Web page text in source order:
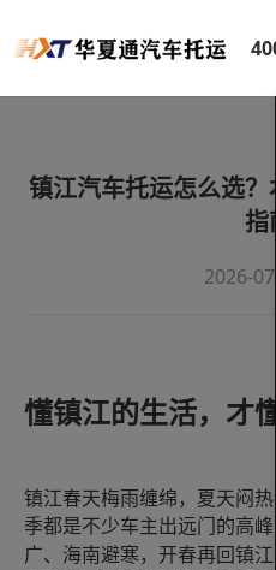
镇江汽车托运怎么选
指
2026-
懂镇江的生活，才
镇江春天梅雨缠绵，夏天闷
季都是不少车主出远门的高峰
广、海南避寒，开春再回镇